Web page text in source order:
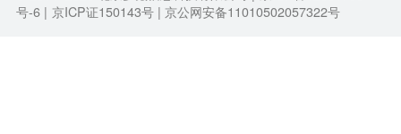
号-6 | 京ICP证150143号 | 京公网安备11010502057322号